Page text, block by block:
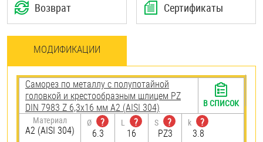
Возврат Сертификаты
МОДИФИКАЦИИ
Саморез по металлу с полупотайной
головкой и крестообразным шлицем PZ
DIN 7983 Z 6,3х16 мм А2 (AISI 304)
Материал
А2 (AISI 304)
Ø
?
6.3
L
?
16
S
?
PZ3
k
?
3.8
В СПИСОК